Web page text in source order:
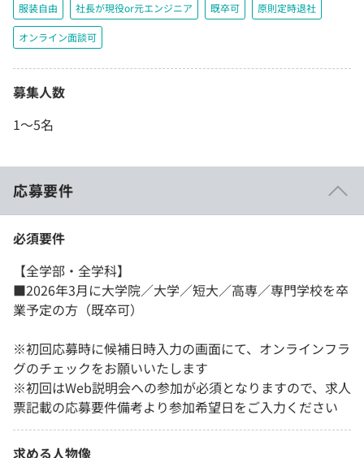
服装自由 社長が現役or元エンジニア 既卒可 原則定時退社
オンライン面談可
募集人数
1～5名
応募要件
必須要件
【全学部・全学科】
■2026年3月に大学院／大学／短大／高専／専門学校を卒
業予定の方（既卒可）
※初回応募時に候補日時入力の画面にて、オンラインフラ
グのチェックをお願いいたします
※初回はWeb説明会への参加が必須となりますので、求人
票記載の応募要件備考より参加希望日をご入力ください
求める人物像